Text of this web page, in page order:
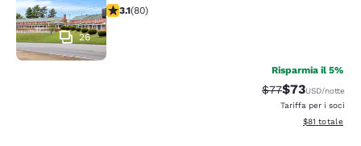
26
Valutazione di 3.11 stelle. Buono. 80 recensioni
3.1(80)
Risparmia il 5%
Tariffa di
$77Tariffa
$73USD/notte
Tariffa per i soci
Visualizza i
$81 totale